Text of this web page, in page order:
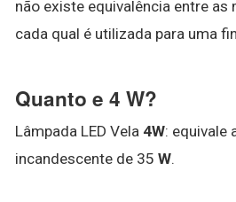
não existe equivalência entre as
cada qual é utilizada para uma
Quanto e 4 W?
Lâmpada LED Vela 4W: equivale
incandescente de 35 W.